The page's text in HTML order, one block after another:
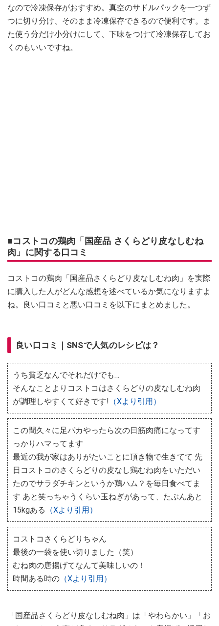
なので冷凍保存がおすすめ。真空のサドルパックを一つず
つに切り分け、そのまま冷凍保存できるので便利です。ま
た使う分だけ小分けにして、下味をつけて冷凍保存してお
くのもいいですね。
■コストコの鶏肉「国産品 さくらどり皮なしむね
肉」に関する口コミ
コストコの鶏肉「国産品さくらどり皮なしむね肉」を実際
に購入した人がどんな感想を述べているか気になりますよ
ね。良い口コミと悪い口コミを以下にまとめました。
良い口コミ｜SNSで人気のレシピは？
うち貧乏なんでそれだけでも…
そんなことよりコストコはさくらどりの皮なしむね肉
が調理しやすくて好きです! （Xより引用）
この間久々に足パカやったら次の日筋肉痛になってす
っかりハマってます
最近の我が家はありがたいことに頂き物で生きてて 先
日コストコのさくらどりの皮なし鶏むね肉をいただい
たのでサラダチキンというか鶏ハム？を毎日食べてま
す あと笑っちゃうくらい玉ねぎがあって、たぶんあと
15kgある
（Xより引用）
コストコさくらどりちゃん
最後の一袋を使い切りました（笑）
むね肉の唐揚げてなんて美味しいの！
時間ある時の （Xより引用）
「国産品さくらどり皮なしむね肉」は「やわらかい」「お